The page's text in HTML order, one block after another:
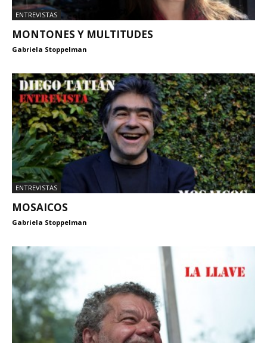
ENTREVISTAS
MONTONES Y MULTITUDES
Gabriela Stoppelman
ENTREVISTAS
MOSAICOS
Gabriela Stoppelman